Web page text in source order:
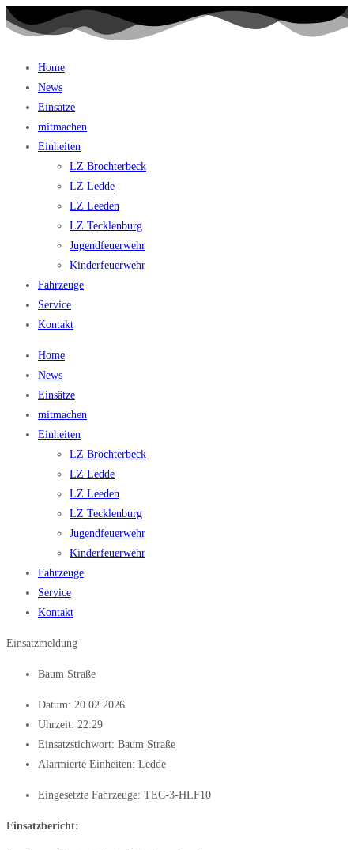
Home
News
Einsätze
mitmachen
Einheiten
LZ Brochterbeck
LZ Ledde
LZ Leeden
LZ Tecklenburg
Jugendfeuerwehr
Kinderfeuerwehr
Fahrzeuge
Service
Kontakt
Home
News
Einsätze
mitmachen
Einheiten
LZ Brochterbeck
LZ Ledde
LZ Leeden
LZ Tecklenburg
Jugendfeuerwehr
Kinderfeuerwehr
Fahrzeuge
Service
Kontakt
Einsatzmeldung
Baum Straße
Datum: 20.02.2026
Uhrzeit: 22:29
Einsatzstichwort: Baum Straße
Alarmierte Einheiten: Ledde
Eingesetzte Fahrzeuge: TEC-3-HLF10
Einsatzbericht: